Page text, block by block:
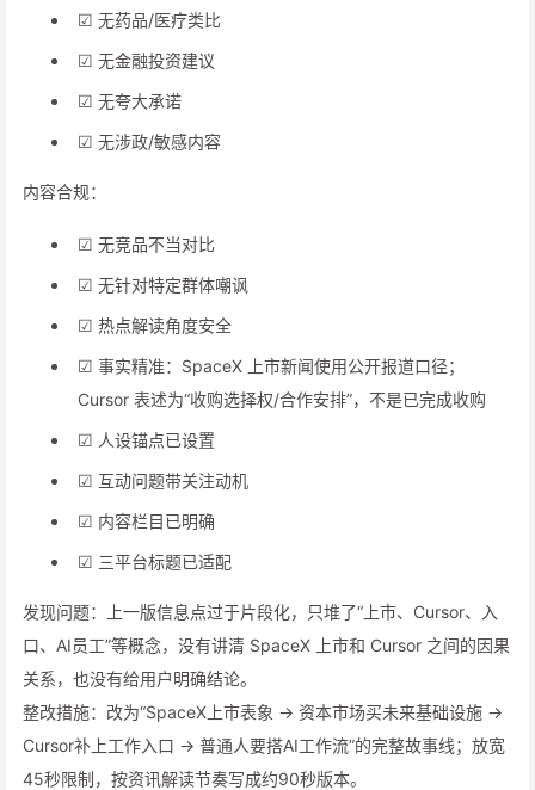
☑ 无药品/医疗类比
☑ 无金融投资建议
☑ 无夸大承诺
☑ 无涉政/敏感内容
内容合规：
☑ 无竞品不当对比
☑ 无针对特定群体嘲讽
☑ 热点解读角度安全
☑ 事实精准：SpaceX 上市新闻使用公开报道口径；
Cursor 表述为“收购选择权/合作安排”，不是已完成收购
☑ 人设锚点已设置
☑ 互动问题带关注动机
☑ 内容栏目已明确
☑ 三平台标题已适配
发现问题：上一版信息点过于片段化，只堆了“上市、Cursor、入
口、AI员工”等概念，没有讲清 SpaceX 上市和 Cursor 之间的因果
关系，也没有给用户明确结论。
整改措施：改为“SpaceX上市表象 -> 资本市场买未来基础设施 ->
Cursor补上工作入口 -> 普通人要搭AI工作流”的完整故事线；放宽
45秒限制，按资讯解读节奏写成约90秒版本。